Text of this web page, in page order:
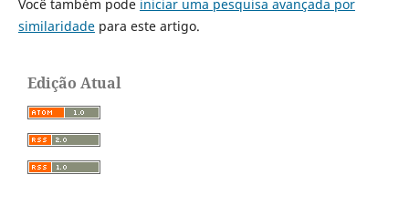
Você também pode iniciar uma pesquisa avançada por
similaridadepara este artigo.
Edição Atual